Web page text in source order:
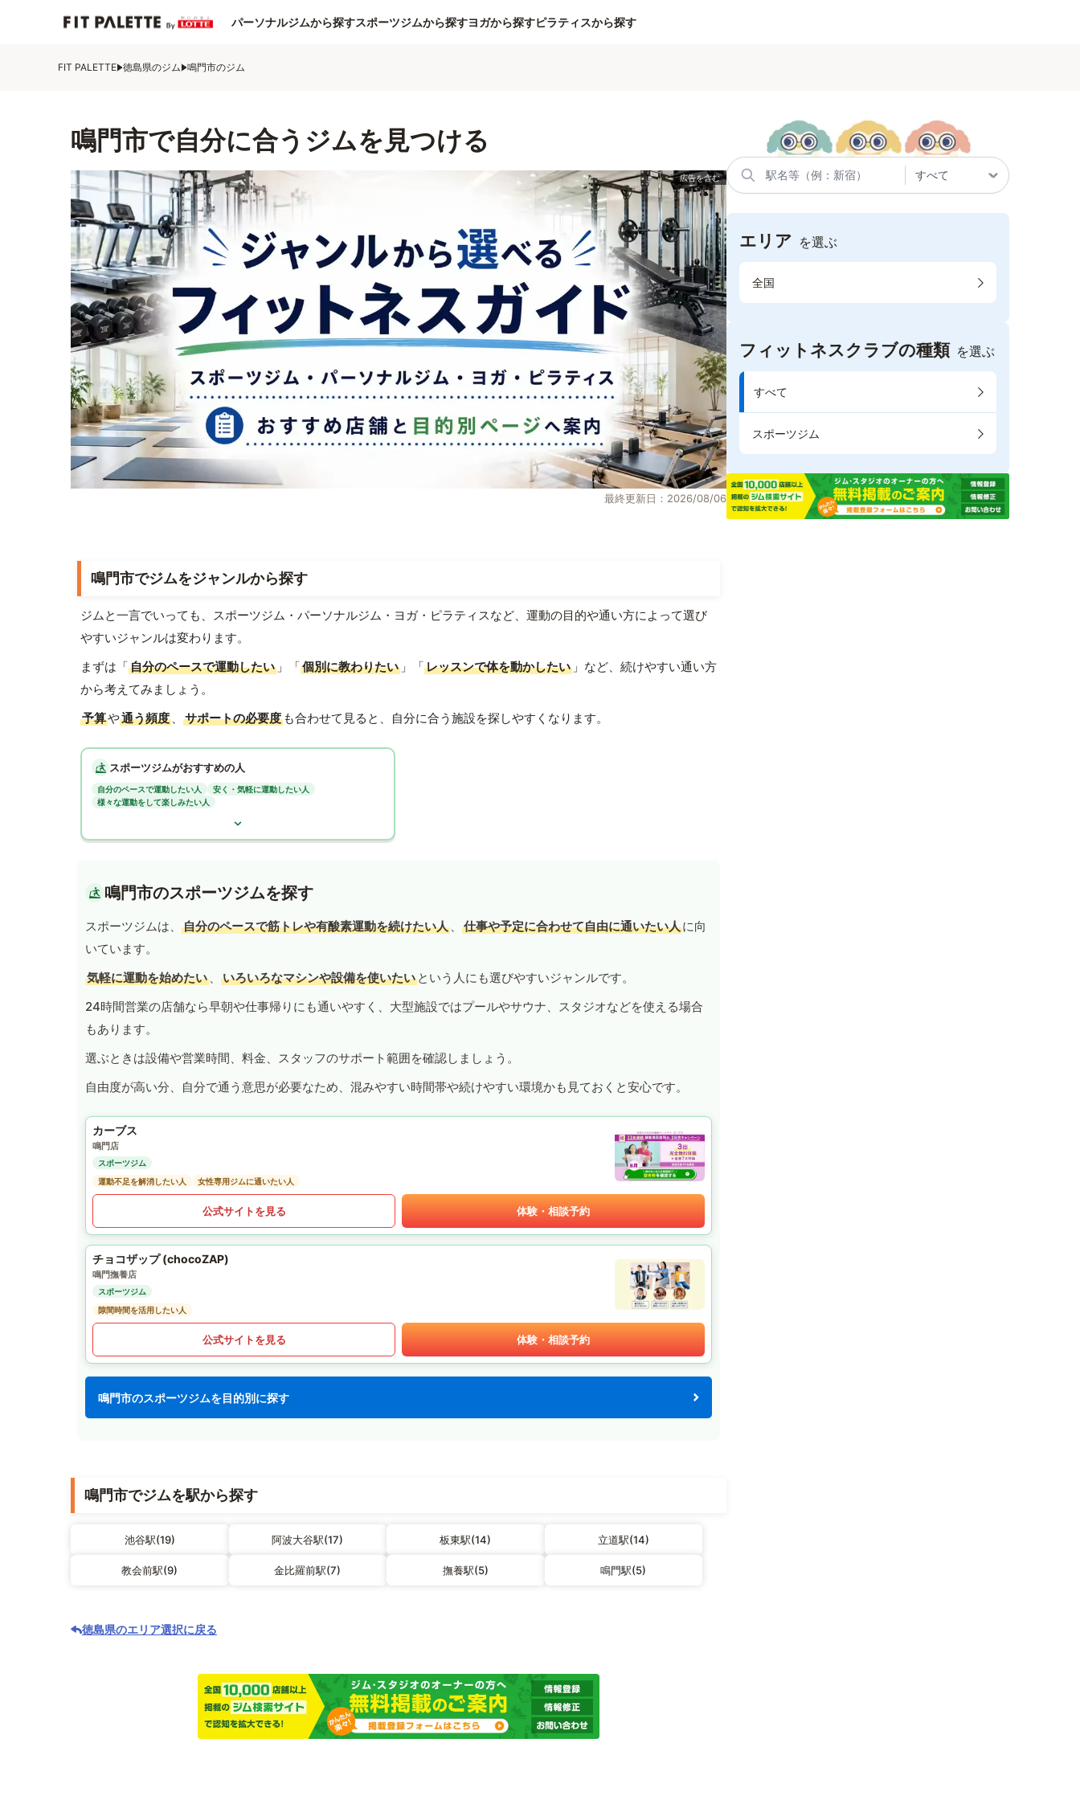
パーソナルジムから探すスポーツジムから探すヨガから探すピラティスから探す
FIT PALETTE 徳島県のジム 鳴門市のジム
鳴門市で自分に合うジムを見つける
最終更新日：2026/08/06
鳴門市でジムをジャンルから探す
ジムと一言でいっても、スポーツジム・パーソナルジム・ヨガ・ピラティスなど、運動の目的や通い方によって選び
やすいジャンルは変わります。
まずは「自分のペースで運動したい 」「個別に教わりたい 」「レッスンで体を動かしたい 」など、続けやすい通い方
から考えてみましょう。
予算や通う頻度 、 サポートの必要度 も合わせて見ると、自分に合う施設を探しやすくなります。
スポーツジムがおすすめの人
自分のペースで運動したい人
安く・気軽に運動したい人
様々な運動をして楽しみたい人
鳴門市のスポーツジムを探す
スポーツジムは、 自分のペースで筋トレや有酸素運動を続けたい人 、 仕事や予定に合わせて自由に通いたい人に向
いています。
気軽に運動を始めたい 、 いろいろなマシンや設備を使いたい という人にも選びやすいジャンルです。
24時間営業の店舗なら早朝や仕事帰りにも通いやすく、大型施設ではプールやサウナ、スタジオなどを使える場合
もあります。
選ぶときは設備や営業時間、料金、スタッフのサポート範囲を確認しましょう。
自由度が高い分、自分で通う意思が必要なため、混みやすい時間帯や続けやすい環境かも見ておくと安心です。
カーブス
鳴門店
スポーツジム
運動不足を解消したい人
女性専用ジムに通いたい人
公式サイトを見る 体験・相談予約
チョコザップ (chocoZAP)
鳴門撫養店
スポーツジム
隙間時間を活用したい人
公式サイトを見る 体験・相談予約
鳴門市のスポーツジムを目的別に探す
鳴門市でジムを駅から探す
池谷駅(19) 阿波大谷駅(17) 板東駅(14) 立道駅(14)
教会前駅(9) 金比羅前駅(7) 撫養駅(5) 鳴門駅(5)
徳島県のエリア選択に戻る
エリア を選ぶ
全国
フィットネスクラブの種類 を選ぶ
すべて
スポーツジム